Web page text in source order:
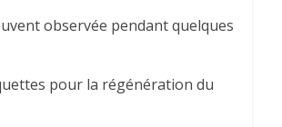
observée pendant quelques
pour la régénération du